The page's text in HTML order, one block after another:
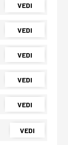
VEDI
VEDI
VEDI
VEDI
VEDI
VEDI